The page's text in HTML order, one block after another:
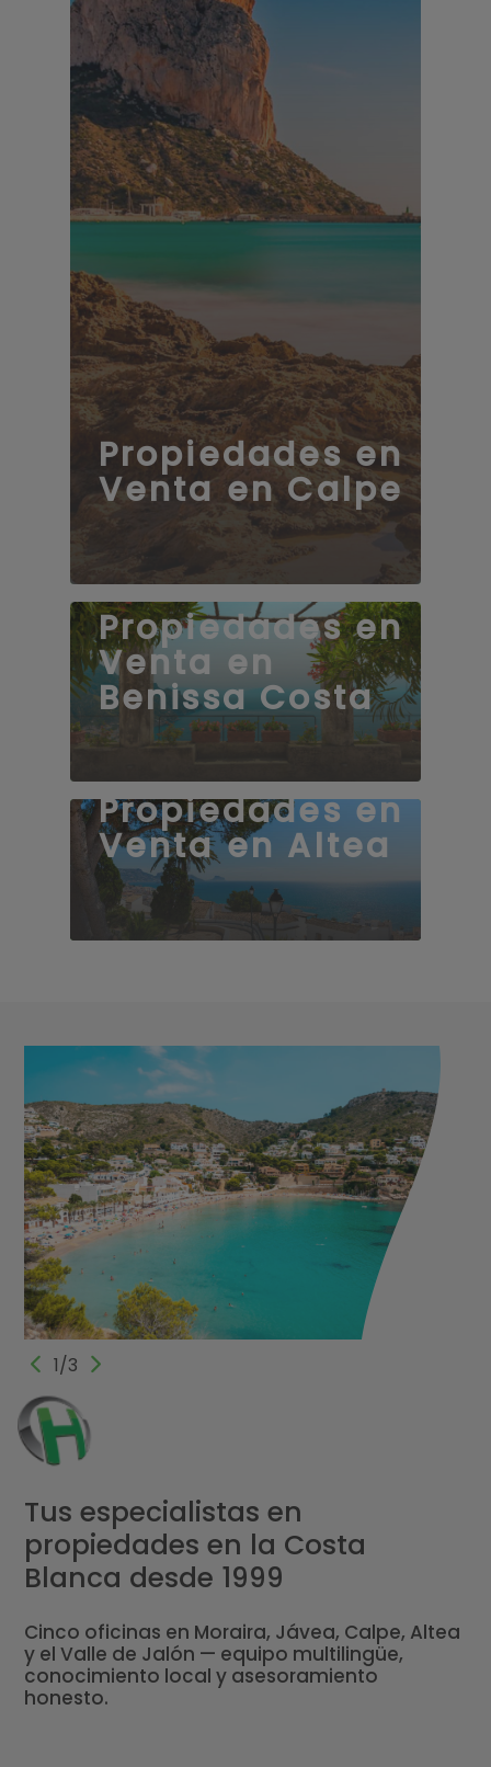
Propiedades en
Venta en Calpe
168 propiedades
Propiedades en
Venta en
Benissa Costa
55 propiedades
Propiedades en
Venta en Altea
55 propiedades
1/3
Tus especialistas en
propiedades en la Costa
Blanca desde 1999
Cinco oficinas en Moraira, Jávea, Calpe, Altea
y el Valle de Jalón — equipo multilingüe,
conocimiento local y asesoramiento
honesto.